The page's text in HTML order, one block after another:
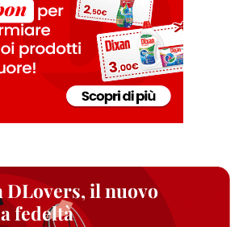
DLovers, il nuovo
fedeltà